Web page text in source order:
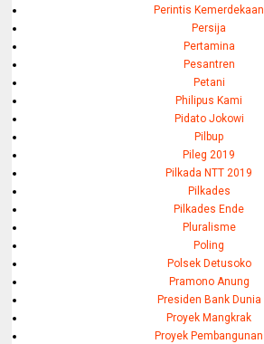
Perintis Kemerdekaan
Persija
Pertamina
Pesantren
Petani
Philipus Kami
Pidato Jokowi
Pilbup
Pileg 2019
Pilkada NTT 2019
Pilkades
Pilkades Ende
Pluralisme
Poling
Polsek Detusoko
Pramono Anung
Presiden Bank Dunia
Proyek Mangkrak
Proyek Pembangunan